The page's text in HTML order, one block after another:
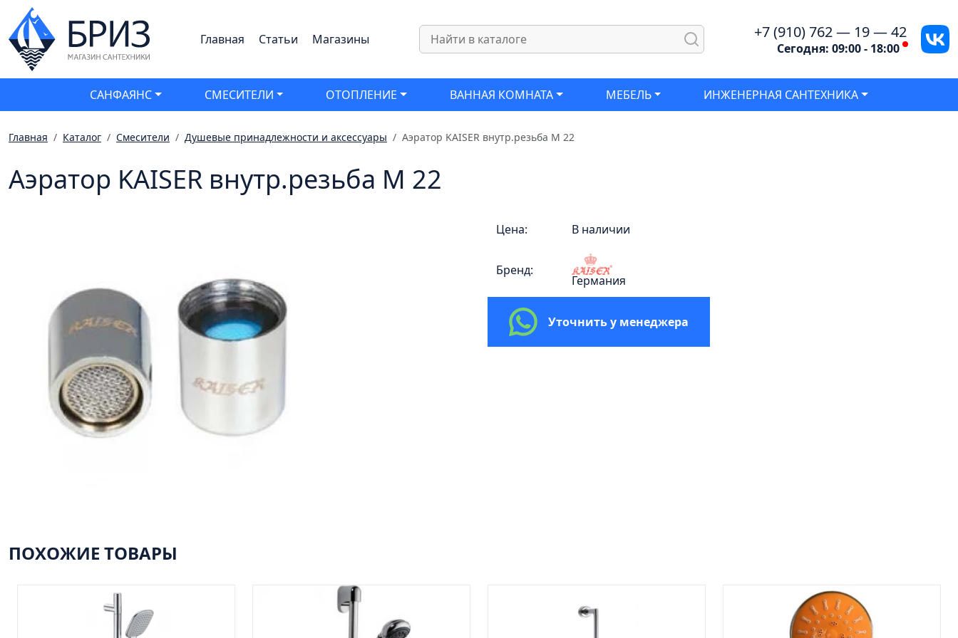
Главная Статьи Магазины +7 (910) 762 — 19 — 42
Сегодня: 09:00 - 18:00
САНФАЯНС СМЕСИТЕЛИ ОТОПЛЕНИЕ ВАННАЯ КОМНАТА МЕБЕЛЬ ИНЖЕНЕРНАЯ САНТЕХНИКА
Главная Каталог Смесители Душевые принадлежности и аксессуары Аэратор KAISER внутр.резьба М 22
Аэратор KAISER внутр.резьба М 22
Цена: В наличии
Бренд:
Германия
Уточнить у менеджера
ПОХОЖИЕ ТОВАРЫ